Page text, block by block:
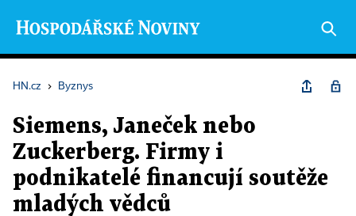
HN.cz › Byznys
Siemens, Janeček nebo
Zuckerberg. Firmy i
podnikatelé financují soutěže
mladých vědců